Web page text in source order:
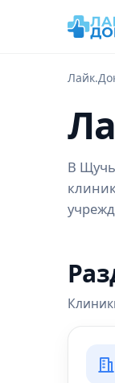
В